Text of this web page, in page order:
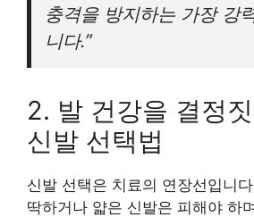
충격을 방지하는 가장 강
니다.”
2. 발 건강을 결정
신발 선택법
신발 선택은 치료의 연장선입니
딱하거나 얇은 신발은 피해야 하